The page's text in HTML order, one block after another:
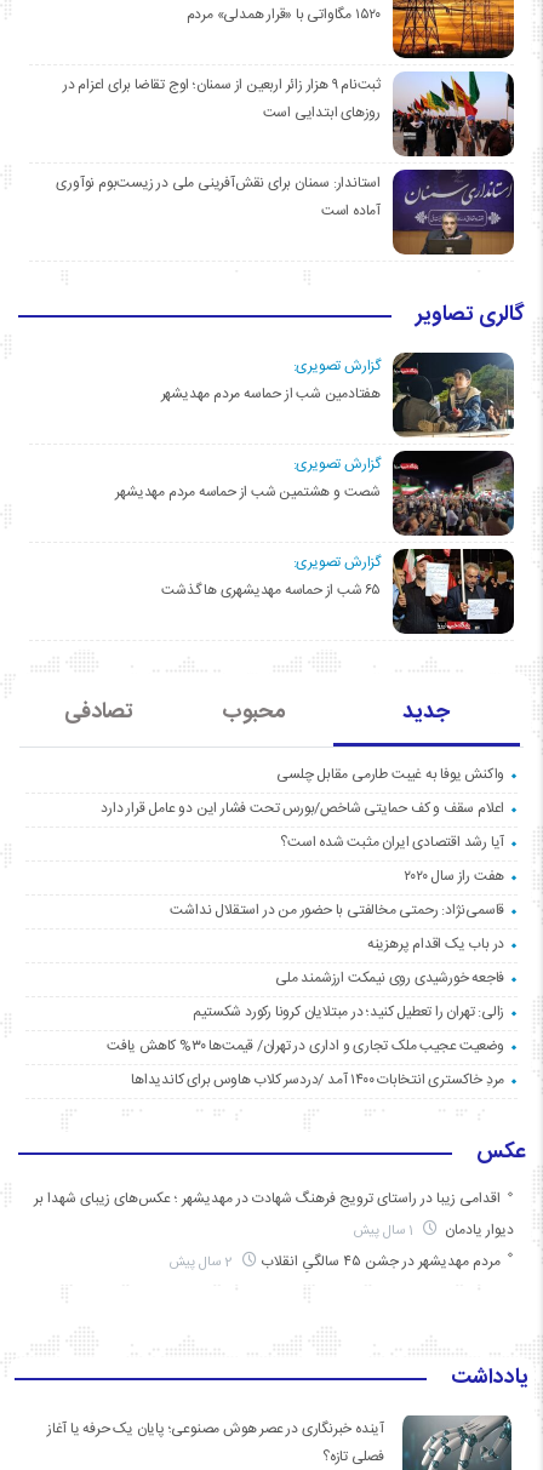
۱۵۲۰ مگاواتی با «قرار همدلی» مردم
ثبت‌نام ۹ هزار زائر اربعین از سمنان؛ اوج تقاضا برای اعزام در
روزهای ابتدایی است
استاندار: سمنان برای نقش‌آفرینی ملی در زیست‌بوم نوآوری
آماده است
گالری تصاویر
گزارش تصویری:
هفتادمین شب از حماسه مردم مهدیشهر
گزارش تصویری:
شصت و هشتمین شب از حماسه مردم مهدیشهر
گزارش تصویری:
۶۵ شب از حماسه مهدیشهری ها گذشت
جدید محبوب تصادفی
واکنش یوفا به غیبت طارمی مقابل چلسی
اعلام سقف و کف حمایتی شاخص/بورس تحت فشار این دو عامل قرار دارد
آیا رشد اقتصادی ایران مثبت شده است؟
هفت راز سال ۲۰۲۰
قاسمی‌نژاد: رحمتی مخالفتی با حضور من در استقلال نداشت
در باب یک اقدام پرهزینه
فاجعه خورشیدی روی نیمکت ارزشمند ملی
زالی: تهران را تعطیل کنید؛ در مبتلایان کرونا رکورد شکستیم
وضعیت عجیب ملک تجاری و اداری در تهران/ قیمت‌ها ۳۰% کاهش یافت
مردِ خاکستری انتخابات ۱۴۰۰ آمد /دردسر کلاب هاوس برای کاندیداها
عکس
اقدامی زیبا در راستای ترویج فرهنگ شهادت در مهدیشهر ؛ عکس‌های زیبای شهدا بر
دیوار یادمان
مردم مهدیشهر در جشن ۴۵ سالگیِ انقلاب
یادداشت
آینده خبرنگاری در عصر هوش مصنوعی؛ پایان یک حرفه یا آغاز
فصلی تازه؟